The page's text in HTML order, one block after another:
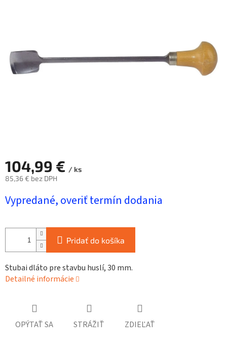
104,99 € / ks
85,36 € bez DPH
cena:
Vypredané, overiť termín dodania
Pridať do košíka
Stubai dláto pre stavbu huslí, 30 mm.
Detailné informácie
OPÝTAŤ SA STRÁŽIŤ ZDIEĽAŤ